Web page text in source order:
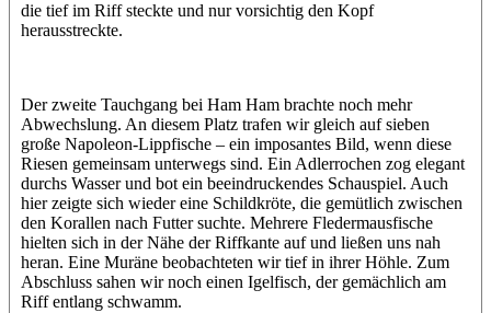
die tief im Riff steckte und nur vorsichtig den Kopf
herausstreckte.
Der zweite Tauchgang bei Ham Ham brachte noch mehr
Abwechslung. An diesem Platz trafen wir gleich auf sieben
große Napoleon-Lippfische – ein imposantes Bild, wenn diese
Riesen gemeinsam unterwegs sind. Ein Adlerrochen zog elegant
durchs Wasser und bot ein beeindruckendes Schauspiel. Auch
hier zeigte sich wieder eine Schildkröte, die gemütlich zwischen
den Korallen nach Futter suchte. Mehrere Fledermausfische
hielten sich in der Nähe der Riffkante auf und ließen uns nah
heran. Eine Muräne beobachteten wir tief in ihrer Höhle. Zum
Abschluss sahen wir noch einen Igelfisch, der gemächlich am
Riff entlang schwamm.